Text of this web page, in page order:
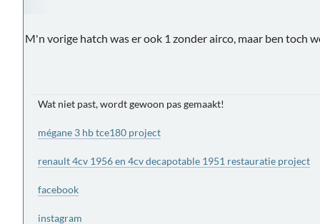
M'n vorige hatch was er ook 1 zonder airco, maar ben toch
Wat niet past, wordt gewoon pas gemaakt!
mégane 3 hb tce180 project
renault 4cv 1956 en 4cv decapotable 1951 restauratie project
facebook
instagram